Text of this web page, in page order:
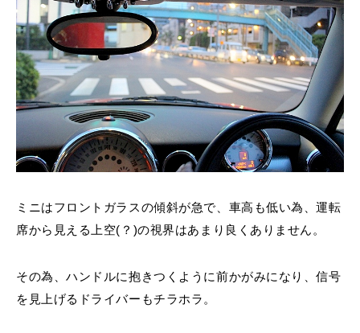
ミニはフロントガラスの傾斜が急で、車高も低い為、運転
席から見える上空(？)の視界はあまり良くありません。
その為、ハンドルに抱きつくように前かがみになり、信号
を見上げるドライバーもチラホラ。